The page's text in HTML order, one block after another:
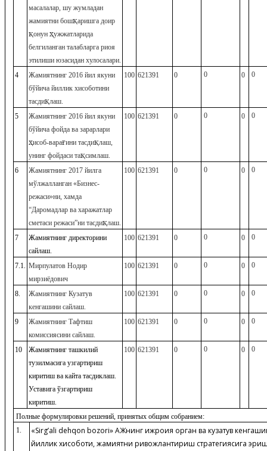
масалалар, шу жумладан
жамиятни бошқаришга доир
қонунҳужжатларида
белгиланган талабларга риоя
этилиши юзасидан хулосалари.
4
Жамиятнинг 2016 йил якуни
бўйича йиллик хисоботини
тасдиқлаш.
100 621391 0 0 0 0
5
Жамиятнинг 2016 йил якуни
бўйича фойда ва зарарлари
ҳисоб-варағини тасдиқлаш,
унинг фойдаси тақсимлаш.
100 621391 0 0 0 0
6
Жамиятнинг 2017 йилга
мўлжалланган «Бизнес-
режаси»ни, хамда
“Даромадлар ва харажатлар
сметаси режаси”ни тасдиқлаш.
100 621391 0 0 0 0
7
Жамиятнинг директорини
сайлаш.
100 621391 0 0 0 0
7.1. Мирпулатов Нодир
мирзиёдович
100 621391 0 0 0 0
8.
Жамиятнинг Кузатув
кенгашини сайлаш.
100 621391 0 0 0 0
9
Жамиятнинг Тафтиш
комиссиясини сайлаш.
100 621391 0 0 0 0
10
Жамиятнинг ташкилий
тузилмасига узгартириш
киритиш ва кайта тасдиклаш.
Уставига ўзгартириш
киритиш.
100 621391 0 0 0 0
Полные формулировки решений, принятых общим собранием:
1.
«Sirg’ali dehqon bozori» АЖнинг ижроия орган ва кузатув
йиллик хисоботи, жамиятни ривожлантириш стратегиясига